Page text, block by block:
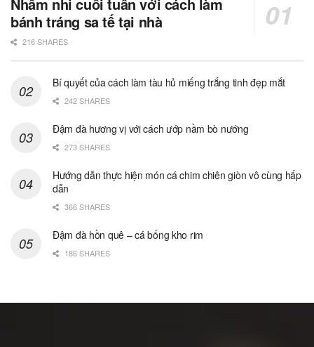
bánh tráng sa tế tại nhà
216 SHARES
Bí quyết của cách làm tàu hủ miếng trắng tinh đẹp mắt
242 SHARES
Đậm đà hương vị với cách ướp nầm bò nướng
273 SHARES
Hướng dẫn thực hiện món cá chim chiên giòn vô cùng hấp
dẫn
366 SHARES
Đậm đà hồn quê – cá bống kho rim
186 SHARES